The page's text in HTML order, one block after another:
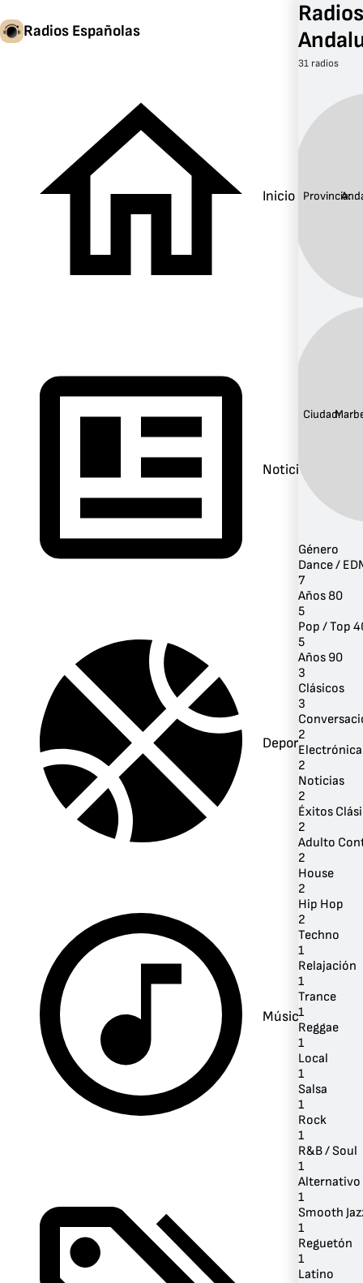
Radios Españolas
Inicio
Noticias
Deportes
Música
31 radios
Provincia:
Ciudad:
Género
Dance /
7
Años 80
5
Pop / Top
5
Años 90
3
Clásicos
3
2
Electrónica
2
Noticias
2
Éxitos
2
Adulto
2
House
2
Hip Hop
2
Techno
1
Relajación
1
Trance
1
Reggae
1
Local
1
Salsa
1
Rock
1
R&B / Soul
1
Alternativo
1
Smooth
1
Reguetón
1
Latino